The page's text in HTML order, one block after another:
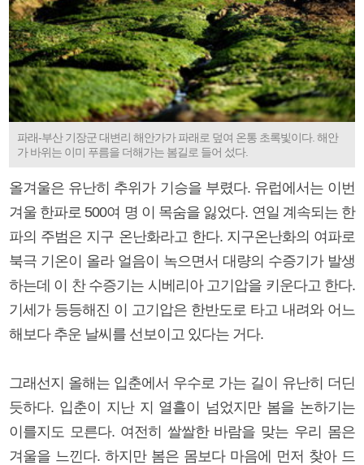
파래-부산 기장군 대변리 해안가가 파래로 덮여 온통 초록빛이다. 해안
가 바위는 이미 푸름을 더해가는 봄길로 들어 섰다.
올겨울은 유난히 추위가 기승을 부렸다. 유럽에서는 이번
겨울 한파로 500여 명 이 목숨을 잃었다. 연일 계속되는 한
파의 주범은 지구 온난화라고 한다. 지구온난화의 여파로
북극 기온이 올라 얼음이 녹으면서 대량의 수증기가 발생
하는데 이 찬 수증기는 시베리아 고기압을 키운다고 한다.
기세가 등등해진 이 고기압은 한반도로 타고 내려와 어느
해보다 추운 날씨를 선보이고 있다는 거다.
그래선지 올해는 입춘에서 우수로 가는 길이 유난히 더딘
듯하다. 입춘이 지난 지 열흘이 넘었지만 봄을 논하기는
이를지도 모른다. 여전히 쌀쌀한 바람을 맞는 우리 몸은
겨울을 느낀다. 하지만 봄은 몸보다 마음에 먼저 찾아 드